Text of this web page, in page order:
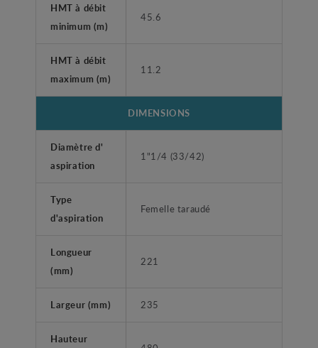
HMT à débit
minimum (m)
45.6
HMT à débit
maximum (m)
11.2
DIMENSIONS
Diamètre d'
aspiration
1"1/4 (33/42)
Type
d'aspiration
Femelle taraudé
Longueur
(mm)
221
Largeur (mm) 235
Hauteur